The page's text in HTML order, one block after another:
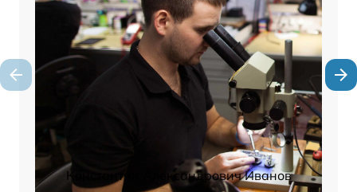
Константин Александрович Иванов